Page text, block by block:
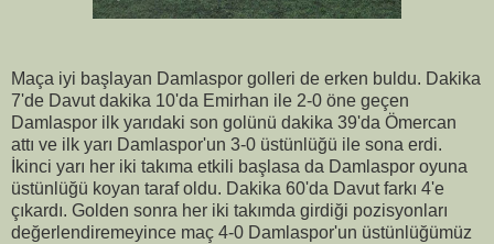
Maça iyi başlayan Damlaspor golleri de erken buldu. Dakika
7'de Davut dakika 10'da Emirhan ile 2-0 öne geçen
Damlaspor ilk yarıdaki son golünü dakika 39'da Ömercan
attı ve ilk yarı Damlaspor'un 3-0 üstünlüğü ile sona erdi.
İkinci yarı her iki takıma etkili başlasa da Damlaspor oyuna
üstünlüğü koyan taraf oldu. Dakika 60'da Davut farkı 4'e
çıkardı. Golden sonra her iki takımda girdiği pozisyonları
değerlendiremeyince maç 4-0 Damlaspor'un üstünlüğümüz